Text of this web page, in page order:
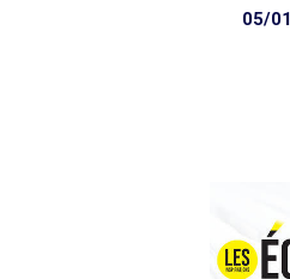
05/